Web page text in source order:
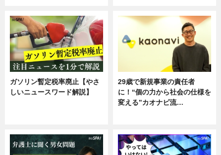
ガソリン暫定税率廃止【やさ
しいニュースワード解説】
29歳で新規事業の責任者
に！“個の力から社会の仕様を
変える”カオナビ流…